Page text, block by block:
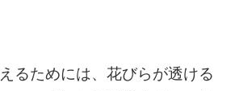
るためには、花びらが透ける